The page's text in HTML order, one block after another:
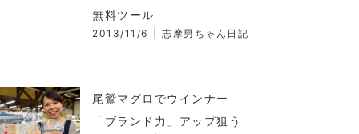
無料ツール
2013/11/6 志摩男ちゃん日記
尾鷲マグロでウインナー
「ブランド力」アップ狙う